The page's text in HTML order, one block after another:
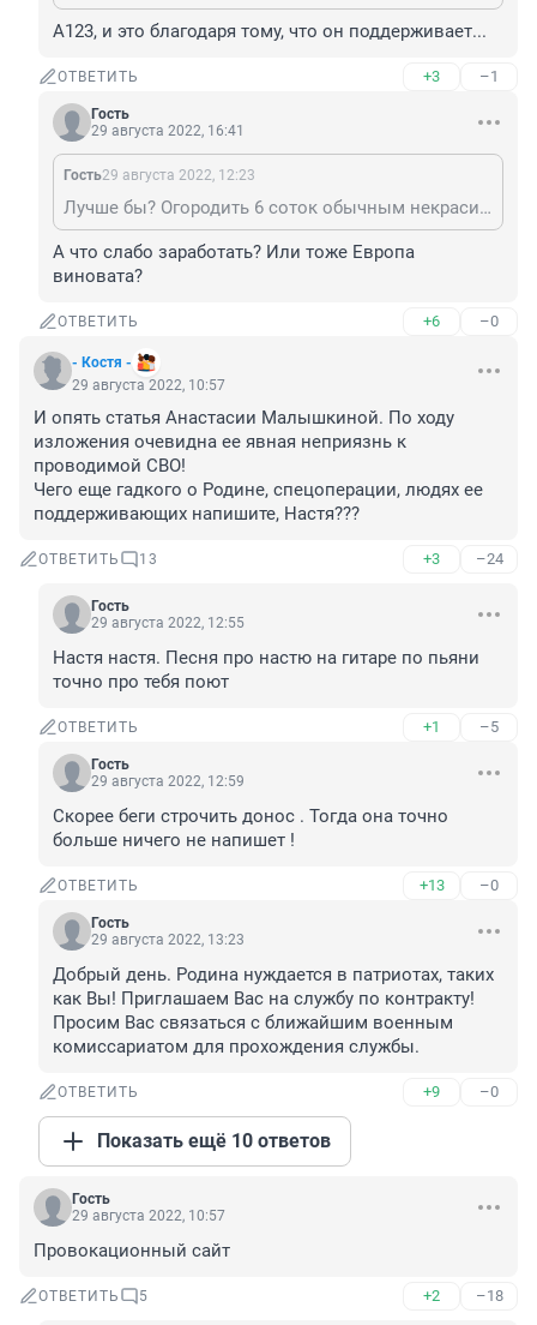
А123, и это благодаря тому, что он поддерживает...
ОТВЕТИТЬ +3 –1
Гость
29 августа 2022, 16:41
Гость29 августа 2022, 12:23
Лучше бы? Огородить 6 соток обычным некрасивым профлистом в этом году стоит от 200 тысяч... Но убрать мусор и скосить траву, несомненно, можно было бы.
А что слабо заработать? Или тоже Европа
виновата?
ОТВЕТИТЬ +6 –0
- Костя -
29 августа 2022, 10:57
И опять статья Анастасии Малышкиной. По ходу
изложения очевидна ее явная неприязнь к
проводимой СВО!
Чего еще гадкого о Родине, спецоперации, людях ее
поддерживающих напишите, Настя???
ОТВЕТИТЬ 13 +3 –24
Гость
29 августа 2022, 12:55
Настя настя. Песня про настю на гитаре по пьяни
точно про тебя поют
ОТВЕТИТЬ +1 –5
Гость
29 августа 2022, 12:59
Скорее беги строчить донос . Тогда она точно
больше ничего не напишет !
ОТВЕТИТЬ +13 –0
Гость
29 августа 2022, 13:23
Добрый день. Родина нуждается в патриотах, таких
как Вы! Приглашаем Вас на службу по контракту!
Просим Вас связаться с ближайшим военным
комиссариатом для прохождения службы.
ОТВЕТИТЬ +9 –0
Показать ещё 10 ответов
Гость
29 августа 2022, 10:57
Провокационный сайт
ОТВЕТИТЬ 5 +2 –18